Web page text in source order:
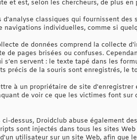
et est, selon les chercheurs, de plus en
d'analyse classiques qui fournissent
navigations individuelles, comme si
de données comprend la collecte
de pages brisées ou confuses.
s’en servent : le texte tapé dans les
précis de la souris sont enregistrés, le
à un propriétaire de site
de voir ce que les victimes font
dessus, Droidclub abuse également
sont injectés dans tous les sites
utilisateur sur un site Web, afin que